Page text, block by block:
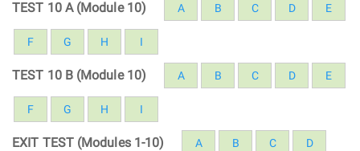
TEST 10 A (Module 10) A B C D E
F G H I
TEST 10 B (Module 10) A B C D E
F G H I
EXIT TEST (Modules 1-10) A B C D